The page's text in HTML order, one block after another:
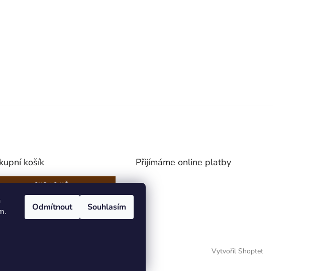
Odmítnout Souhlasím
košík
0KS /0 KČ
Přijímáme online platby
Vytvořil Shoptet